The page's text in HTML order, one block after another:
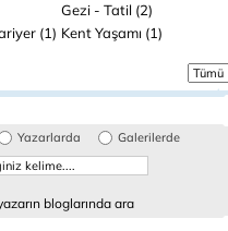
Gezi - Tatil (2)
(1) Kent Yaşamı (1)
Yazarlarda Galerilerde
bloglarında ara